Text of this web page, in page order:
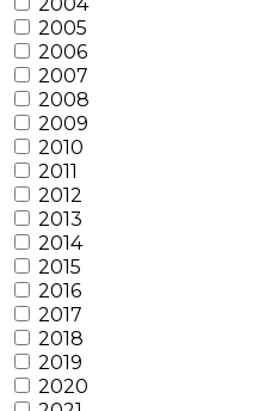
2005
2006
2007
2008
2009
2010
2011
2012
2013
2014
2015
2016
2017
2018
2019
2020